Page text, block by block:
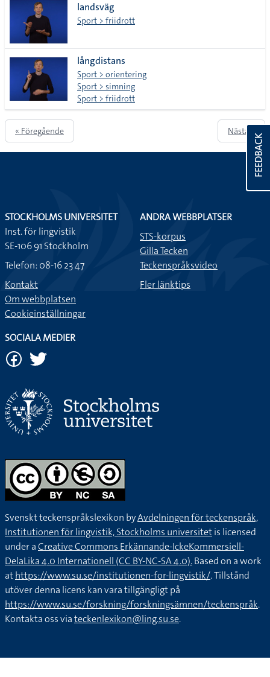
landsväg
Sport > friidrott
långdistans
Sport > orientering
Sport > simning
Sport > friidrott
« Föregående Nästa »
FEEDBACK
STOCKHOLMS UNIVERSITET
Inst. för lingvistik
SE-106 91 Stockholm
Telefon: 08-16 23 47
Kontakt
Om webbplatsen
Cookieinställningar
ANDRA WEBBPLATSER
STS-korpus
Gilla Tecken
Teckenspråksvideo
Fler länktips
SOCIALA MEDIER
Svenskt teckenspråkslexikon byAvdelningen för teckenspråk,
Institutionen för lingvistik, Stockholms universitetis licensed
under aCreative Commons Erkännande-IckeKommersiell-
DelaLika 4.0 Internationell (CC BY-NC-SA 4.0).Based on a work
athttps://www.su.se/institutionen-for-lingvistik/. Tillstånd
utöver denna licens kan vara tillgängligt på
https://www.su.se/forskning/forskningsämnen/teckenspråk.
Kontakta oss viateckenlexikon@ling.su.se.